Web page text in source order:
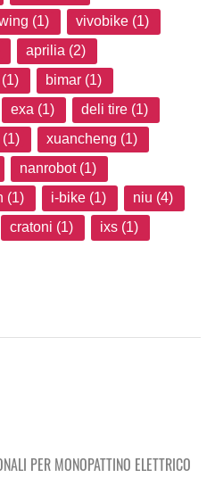
(1)
vivobike (1)
aprilia (2)
bimar (1)
exa (1)
deli tire (1)
xuancheng (1)
nanrobot (1)
(1) i-bike (1)
niu (4)
cratoni (1)
ixs (1)
PER MONOPATTINO ELETTRICO